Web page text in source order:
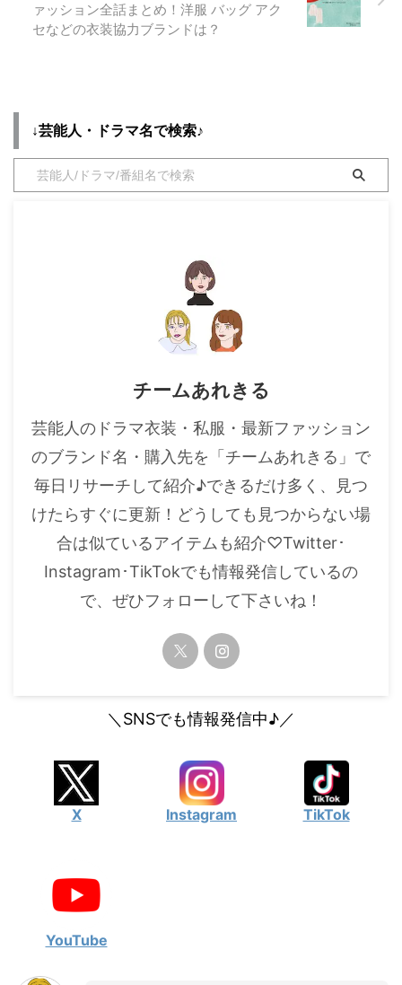
ァッション全話まとめ！洋服 バッグ アク
セなどの衣装協力ブランドは？
↓芸能人・ドラマ名で検索♪
チームあれきる
芸能人のドラマ衣装・私服・最新ファッション
のブランド名・購入先を「チームあれきる」で
毎日リサーチして紹介♪できるだけ多く、見つ
けたらすぐに更新！どうしても見つからない場
合は似ているアイテムも紹介♡Twitter･
Instagram･TikTokでも情報発信しているの
で、ぜひフォローして下さいね！
＼SNSでも情報発信中♪／
X Instagram TikTok
YouTube